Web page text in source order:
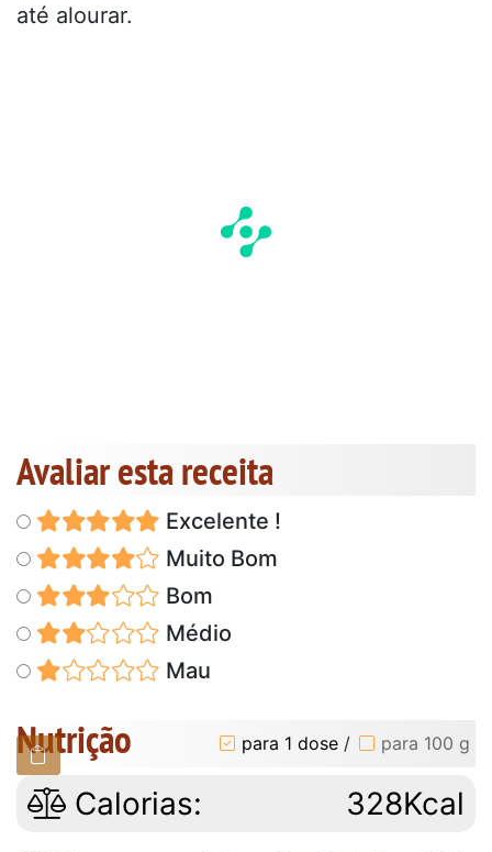
até alourar.
Avaliar esta receita
Excelente !
Muito Bom
Bom
Médio
Mau
Nutrição para 1 dose / para 100 g
Calorias: 328Kcal